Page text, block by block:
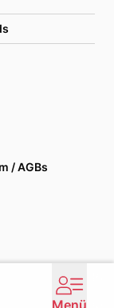
/ AGBs
Menü